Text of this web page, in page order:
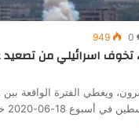
0
949
تخوف اسرائيلي من
06-2020 خلاصات تحليليّة: ١)…